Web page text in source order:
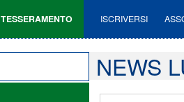
TESSERAMENTO ISCRIVERSI
NEWS